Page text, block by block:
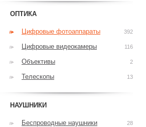
ОПТИКА
Цифровые фотоаппараты 392
Цифровые видеокамеры 116
Объективы 2
Телескопы 13
НАУШНИКИ
Беспроводные наушники 28